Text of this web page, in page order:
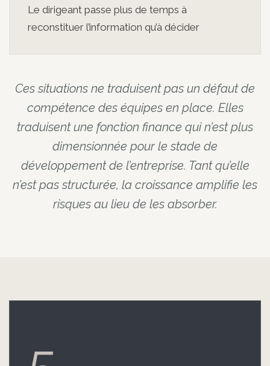
Le dirigeant passe plus de temps à
reconstituer l’information qu’à décider
Ces situations ne traduisent pas un défaut de
compétence des équipes en place. Elles
traduisent une fonction finance qui n’est plus
dimensionnée pour le stade de
développement de l’entreprise. Tant qu’elle
n’est pas structurée, la croissance amplifie les
risques au lieu de les absorber.